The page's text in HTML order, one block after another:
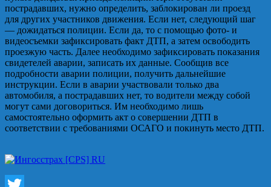
пострадавших, нужно определить, заблокирован ли проезд
для других участников движения. Если нет, следующий шаг
— дожидаться полиции. Если да, то с помощью фото- и
видеосъемки зафиксировать факт ДТП, а затем освободить
проезжую часть. Далее необходимо зафиксировать показания
свидетелей аварии, записать их данные. Сообщив все
подробности аварии полиции, получить дальнейшие
инструкции. Если в аварии участвовали только два
автомобиля, а пострадавших нет, то водители между собой
могут сами договориться. Им необходимо лишь
самостоятельно оформить акт о совершении ДТП в
соответствии с требованиями ОСАГО и покинуть место ДТП.